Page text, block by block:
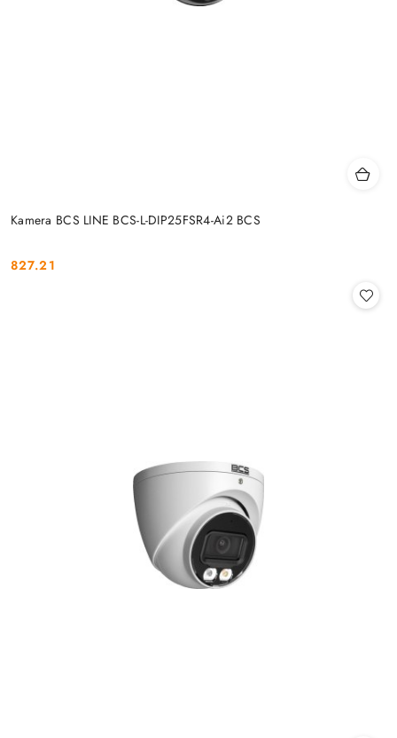
Kamera BCS LINE BCS-L-DIP25FSR4-Ai2 BCS
Cena:
827.21